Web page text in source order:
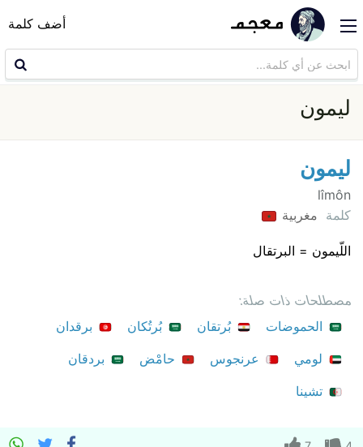
أضف كلمة
ليمون
ليمون
lîmôn
كلمة مغربية
اللّيمون = البرتقال
مصطلحات ذات صلة:
الحموضات
بُرتقان بُرتُكان
برقدان
لومي
عرنجوس حامْض
بردقان
تشينا